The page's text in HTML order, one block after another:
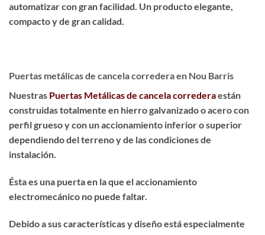
automatizar con gran facilidad. Un productoelegante,
compacto y de gran calidad.
Puertas metálicas de cancela corredera en Nou Barris
Nuestras Puertas Metálicas de cancela correderaestán
construidas totalmente en hierro galvanizado o acero con
perfil grueso y con un accionamiento inferior o superior
dependiendo del terreno y de las condiciones de
instalación.
Ésta es una puerta en la que el accionamiento
electromecánico no puede faltar.
Debido a sus características y diseño está especialmente